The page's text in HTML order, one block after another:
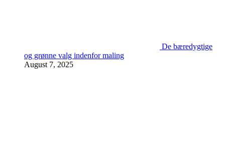
De bæredygtige
og grønne valg indenfor maling
August 7, 2025